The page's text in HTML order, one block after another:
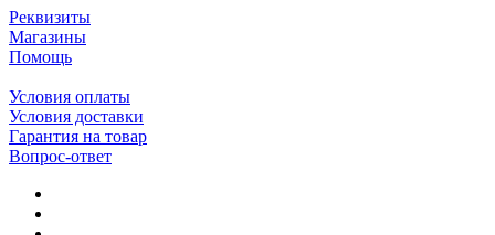
Реквизиты
Магазины
Помощь
Условия оплаты
Условия доставки
Гарантия на товар
Вопрос-ответ